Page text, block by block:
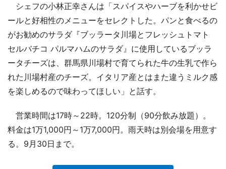
シェフの小林正幸さんは「スパイスやハーブを利かせビ
ールと好相性のメニューをセレクトした。パンと食べるの
がお勧めのサラダ『ブッラータ川場とフレッシュトマト
セルバチコ パルマハムのサラダ』に使用しているブッラ
ータチーズは、群馬県川場村で育てられた牛の生乳で作ら
れた川場村産のチーズ。イタリア産とはまた違うミルク感
を楽しめるので味わってほしい」と話す。
営業時間は17時～22時。120分制（90分飲み放題）。
料金は1万1,000円～1万7,000円。雨天時は別会場を用意す
る。9月30日まで。